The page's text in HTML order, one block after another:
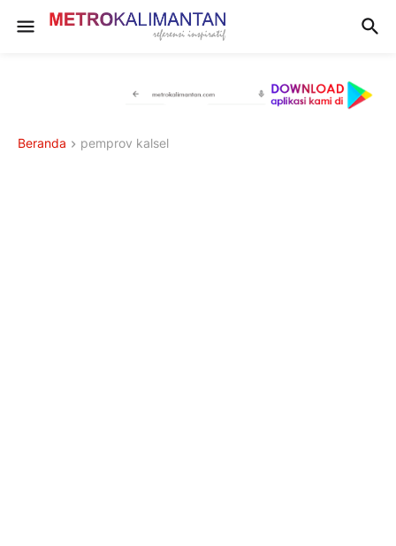
Beranda pemprov kalsel